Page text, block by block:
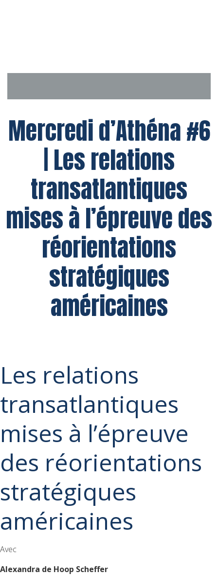
Mercredi d’Athéna #6
| Les relations
transatlantiques
mises à l’épreuve des
réorientations
stratégiques
américaines
Les relations
transatlantiques
mises à l’épreuve
des réorientations
stratégiques
américaines
Avec
Alexandra de Hoop Scheffer